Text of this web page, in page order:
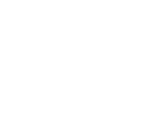
steeds op het etiket, tenzij het product
zijn. In dat geval moet de verkoper
altijd het nummer van het bedrijf
er 44 eerste vaststellingen
in de bioactiviteit zijn opgenomen
niet biologisch zijn, maar wel zo